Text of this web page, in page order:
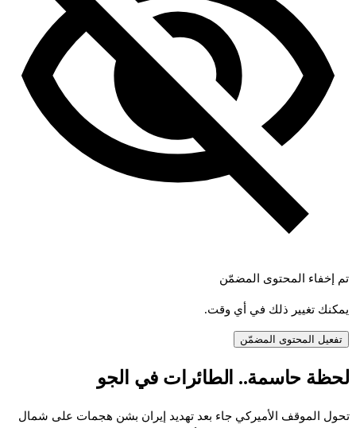
تم إخفاء المحتوى المضمّن
يمكنك تغيير ذلك في أي وقت.
تفعيل المحتوى المضمّن
لحظة حاسمة.. الطائرات في الجو
تحول الموقف الأميركي جاء بعد تهديد إيران بشن هجمات على شمال